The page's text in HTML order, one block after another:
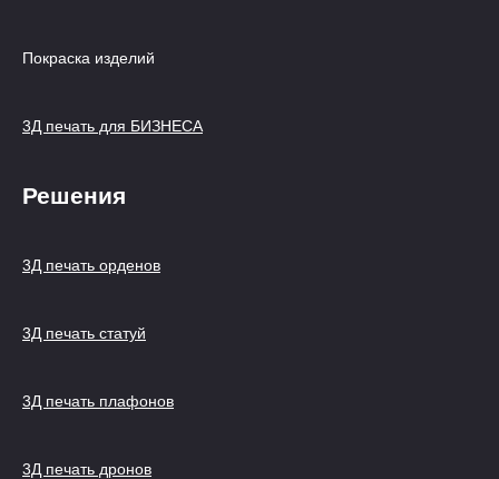
Покраска изделий
3Д печать для БИЗНЕСА
Решения
3Д печать орденов
3Д печать статуй
3Д печать плафонов
3Д печать дронов